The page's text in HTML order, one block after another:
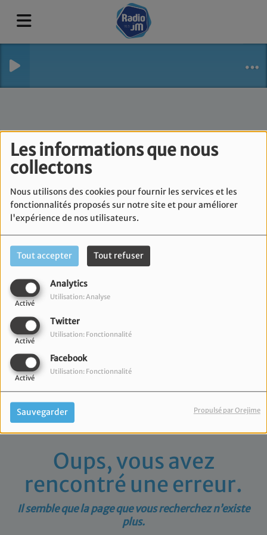
Les informations que nous
collectons
Nous utilisons des cookies pour fournir les services et les
fonctionnalités proposés sur notre site et pour améliorer
l'expérience de nos utilisateurs.
Tout accepter Tout refuser
Analytics
Activé
Utilisation: Analyse
Twitter
Activé
Utilisation: Fonctionnalité
Facebook
Activé
Utilisation: Fonctionnalité
Sauvegarder Propulsé par Orejime
Oups, vous avez
rencontré une erreur.
Il semble que la page que vous recherchez n’existe
plus.